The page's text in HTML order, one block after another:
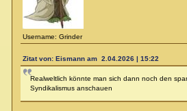
Username: Grinder
Zitat von: Eismann am 2.04.2026 | 15:22
Realweltlich könnte man sich dann noch den
Syndikalismus anschauen